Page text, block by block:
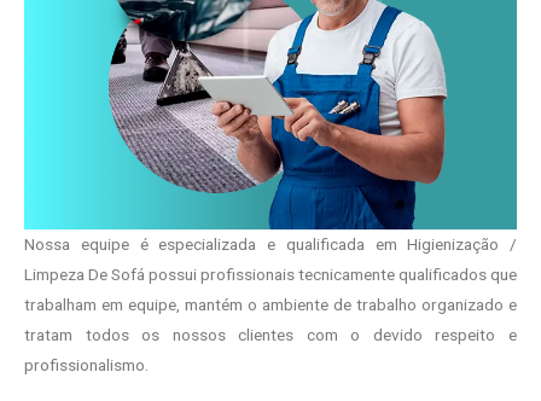
Nossa equipe é especializada e qualificada em Higienização /
Limpeza De Sofá possui profissionais tecnicamente qualificados que
trabalham em equipe, mantém o ambiente de trabalho organizado e
tratam todos os nossos clientes com o devido respeito e
profissionalismo.